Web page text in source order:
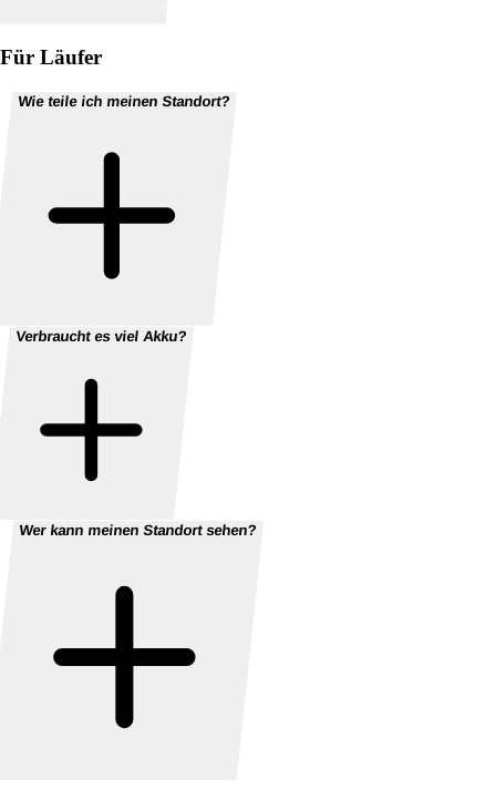
Für Läufer
Wie teile ich meinen Standort?
Verbraucht es viel Akku?
Wer kann meinen Standort sehen?